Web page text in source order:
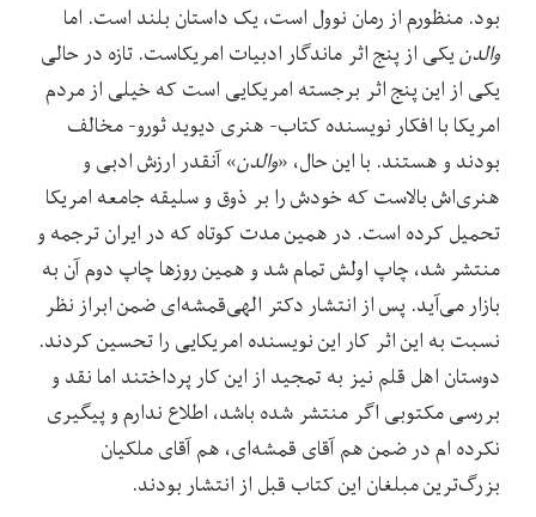
بود. منظورم از رمان نوول است، یک داستان بلند است. اما
والدنیکی از پنج اثر ماندگار ادبیات امریکاست. تازه در حالی
یکی از این پنج اثر برجسته امریکایی است که خیلی از مردم
امریکا با افکار نویسنده کتاب- هنری دیوید ثورو- مخالف
بودند و هستند. با این حال، «والدن» آنقدر ارزش ادبی و
هنری‌اش بالاست که خودش را بر ذوق و سلیقه جامعه امریکا
تحمیل کرده است. در همین مدت کوتاه که در ایران ترجمه و
منتشر شد، چاپ اولش تمام شد و همین روزها چاپ دوم آن به
بازار می‌آید. پس از انتشار دکتر الهی‌قمشه‌ای ضمن ابراز نظر
نسبت به این اثر کار این نویسنده امریکایی را تحسین کردند.
دوستان اهل قلم نیز به تمجید از این کار پرداختند اما نقد و
بررسی مکتوبی اگر منتشر شده باشد، اطلاع ندارم و پیگیری
نکرده ام در ضمن هم آقای قمشه‌ای، هم آقای ملکیان
بزرگ‌ترین مبلغان این کتاب قبل از انتشار بودند.